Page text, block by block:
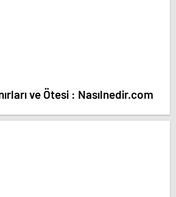
ve Ötesi : Nasılnedir.com